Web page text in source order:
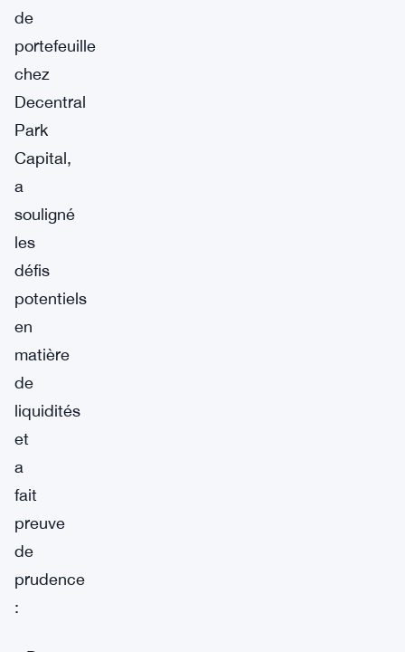
de
portefeuille
chez
Decentral
Park
Capital,
a
souligné
les
défis
potentiels
en
matière
de
liquidités
et
a
fait
preuve
de
prudence
: